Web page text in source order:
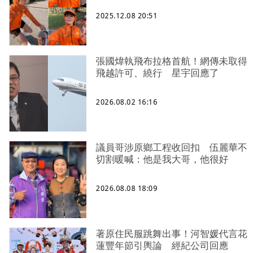
2025.12.08 20:51
張國煒執飛布拉格首航！網傳未取得
飛越許可、繞行 星宇回應了
2026.08.02 16:16
議員哥涉原鄉工程收回扣 伍麗華不
切割暖喊：他是我大哥，他很好
2026.08.08 18:09
著原住民服跳舞出事！河智媛代言花
蓮豐年節引輿論 經紀公司回應